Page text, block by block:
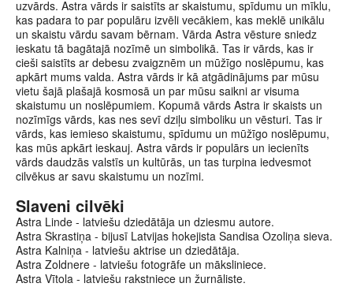
uzvārds. Astra vārds ir saistīts ar skaistumu, spīdumu un mīklu,
kas padara to par populāru izvēli vecākiem, kas meklē unikālu
un skaistu vārdu savam bērnam. Vārda Astra vēsture sniedz
ieskatu tā bagātajā nozīmē un simbolikā. Tas ir vārds, kas ir
cieši saistīts ar debesu zvaigznēm un mūžīgo noslēpumu, kas
apkārt mums valda. Astra vārds ir kā atgādinājums par mūsu
vietu šajā plašajā kosmosā un par mūsu saikni ar visuma
skaistumu un noslēpumiem. Kopumā vārds Astra ir skaists un
nozīmīgs vārds, kas nes sevī dziļu simboliku un vēsturi. Tas ir
vārds, kas iemieso skaistumu, spīdumu un mūžīgo noslēpumu,
kas mūs apkārt ieskauj. Astra vārds ir populārs un iecienīts
vārds daudzās valstīs un kultūrās, un tas turpina iedvesmot
cilvēkus ar savu skaistumu un nozīmi.
Slaveni cilvēki
Astra Linde - latviešu dziedātāja un dziesmu autore.
Astra Skrastiņa - bijusī Latvijas hokejista Sandisa Ozoliņa sieva.
Astra Kalniņa - latviešu aktrise un dziedātāja.
Astra Zoldnere - latviešu fotogrāfe un māksliniece.
Astra Vītola - latviešu rakstniece un žurnāliste.